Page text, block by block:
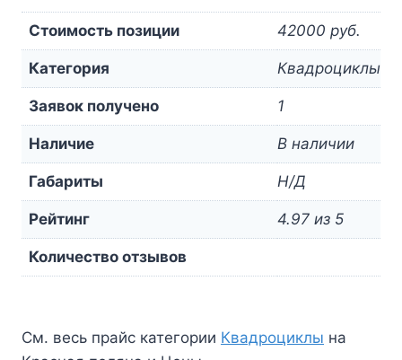
Стоимость позиции 42000 руб.
Категория Квадроциклы
Заявок получено 1
Наличие В наличии
Габариты Н/Д
Рейтинг 4.97 из 5
Количество отзывов
См. весь прайс категории Квадроциклы на